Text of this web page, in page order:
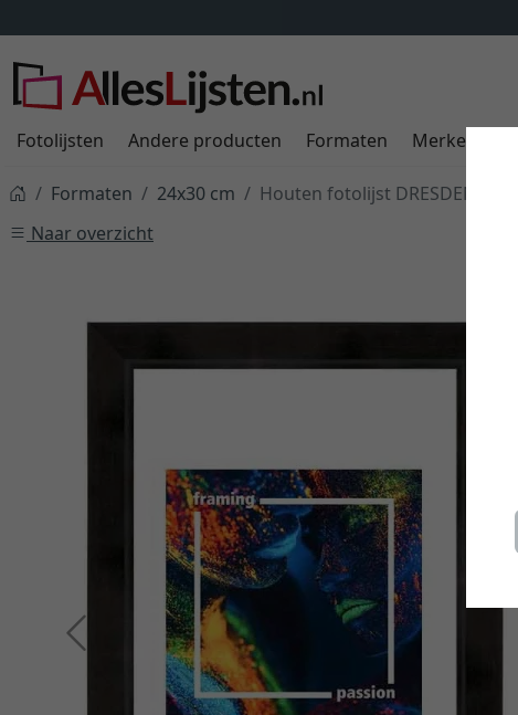
Fotolijsten Andere producten Formaten Merken
Formaten 24x30 cm
Houten fotolijst DRESDEN 3,5
Naar overzicht
Terug